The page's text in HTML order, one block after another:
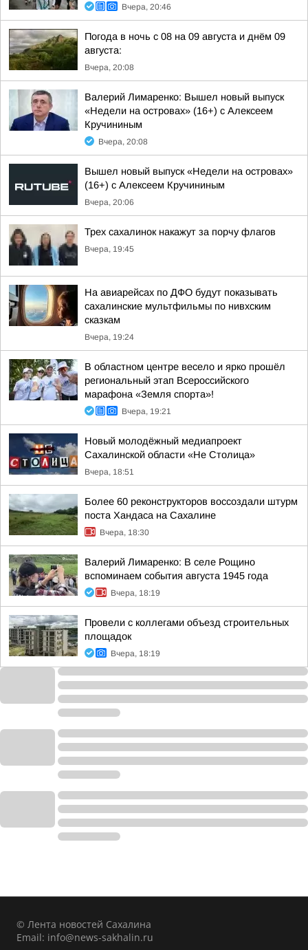
Вчера, 20:46
Погода в ночь с 08 на 09 августа и днём 09
августа:
Вчера, 20:08
Валерий Лимаренко: Вышел новый выпуск
«Недели на островах» (16+) с Алексеем
Кручининым
Вчера, 20:08
Вышел новый выпуск «Недели на островах»
(16+) с Алексеем Кручининым
Вчера, 20:06
Трех сахалинок накажут за порчу флагов
Вчера, 19:45
На авиарейсах по ДФО будут показывать
сахалинские мультфильмы по нивхским
сказкам
Вчера, 19:24
В областном центре весело и ярко прошёл
региональный этап Всероссийского
марафона «Земля спорта»!
Вчера, 19:21
Новый молодёжный медиапроект
Сахалинской области «Не Столица»
Вчера, 18:51
Более 60 реконструкторов воссоздали штурм
поста Хандаса на Сахалине
Вчера, 18:30
Валерий Лимаренко: В селе Рощино
вспоминаем события августа 1945 года
Вчера, 18:19
Провели с коллегами объезд строительных
площадок
Вчера, 18:19
© Лента новостей Сахалина
Email: info@news-sakhalin.ru